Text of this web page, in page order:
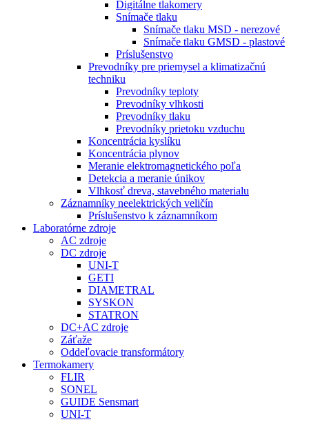
Digitálne tlakomery
Snímače tlaku
Snímače tlaku MSD - nerezové
Snímače tlaku GMSD - plastové
Príslušenstvo
Prevodníky pre priemysel a klimatizačnú
techniku
Prevodníky teploty
Prevodníky vlhkosti
Prevodníky tlaku
Prevodníky prietoku vzduchu
Koncentrácia kyslíku
Koncentrácia plynov
Meranie elektromagnetického poľa
Detekcia a meranie únikov
Vlhkosť dreva, stavebného materialu
Záznamníky neelektrických veličín
Príslušenstvo k záznamníkom
Laboratórne zdroje
AC zdroje
DC zdroje
UNI-T
GETI
DIAMETRAL
SYSKON
STATRON
DC+AC zdroje
Záťaže
Oddeľovacie transformátory
Termokamery
FLIR
SONEL
GUIDE Sensmart
UNI-T